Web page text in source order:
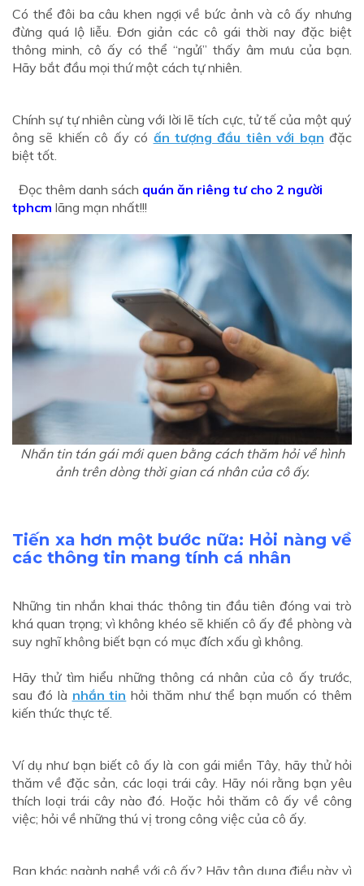
Có thể đôi ba câu khen ngợi về bức ảnh và cô ấy nhưng
đừng quá lộ liễu. Đơn giản các cô gái thời nay đặc biệt
thông minh, cô ấy có thể “ngửi” thấy âm mưu của bạn.
Hãy bắt đầu mọi thứ một cách tự nhiên.
Chính sự tự nhiên cùng với lời lẽ tích cực, tử tế của một quý
ông sẽ khiến cô ấy có ấn tượng đầu tiên với bạn đặc
biệt tốt.
Đọc thêm danh sách quán ăn riêng tư cho 2 người
tphcm lãng mạn nhất!!!
Nhắn tin tán gái mới quen bằng cách thăm hỏi về hình
ảnh trên dòng thời gian cá nhân của cô ấy.
Tiến xa hơn một bước nữa: Hỏi nàng về
các thông tin mang tính cá nhân
Những tin nhắn khai thác thông tin đầu tiên đóng vai trò
khá quan trọng; vì không khéo sẽ khiến cô ấy đề phòng và
suy nghĩ không biết bạn có mục đích xấu gì không.
Hãy thử tìm hiểu những thông cá nhân của cô ấy trước,
sau đó là nhắn tin hỏi thăm như thể bạn muốn có thêm
kiến thức thực tế.
Ví dụ như bạn biết cô ấy là con gái miền Tây, hãy thử hỏi
thăm về đặc sản, các loại trái cây. Hãy nói rằng bạn yêu
thích loại trái cây nào đó. Hoặc hỏi thăm cô ấy về công
việc; hỏi về những thú vị trong công việc của cô ấy.
Bạn khác ngành nghề với cô ấy? Hãy tận dụng điều này vì